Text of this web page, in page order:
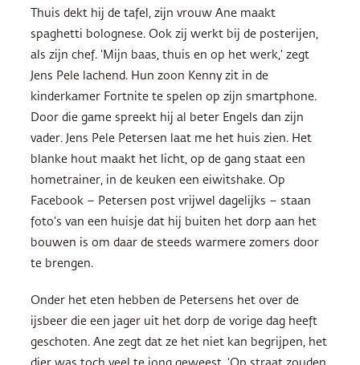
Thuis dekt hij de tafel, zijn vrouw Ane maakt
spaghetti bolognese. Ook zij werkt bij de posterijen,
als zijn chef. ‘Mijn baas, thuis en op het werk,’ zegt
Jens Pele lachend. Hun zoon Kenny zit in de
kinderkamer Fortnite te spelen op zijn smartphone.
Door die game spreekt hij al beter Engels dan zijn
vader. Jens Pele Petersen laat me het huis zien. Het
blanke hout maakt het licht, op de gang staat een
hometrainer, in de keuken een eiwitshake. Op
Facebook – Petersen post vrijwel dagelijks – staan
foto’s van een huisje dat hij buiten het dorp aan het
bouwen is om daar de steeds warmere zomers door
te brengen.
Onder het eten hebben de Petersens het over de
ijsbeer die een jager uit het dorp de vorige dag heeft
geschoten. Ane zegt dat ze het niet kan begrijpen, het